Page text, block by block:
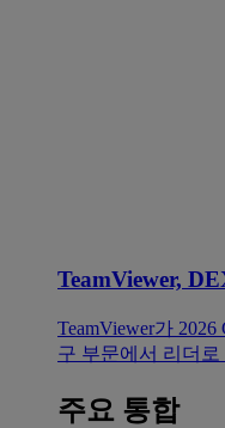
TeamViewer,
TeamViewer가
구 부문에서 리더
주요 통합